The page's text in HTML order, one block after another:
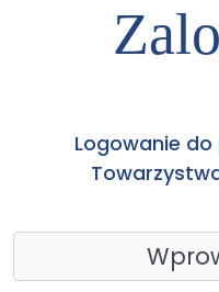
Logowanie